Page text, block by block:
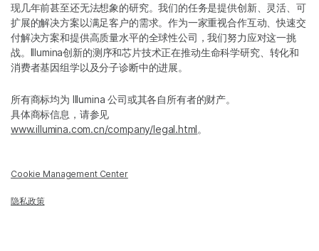
现几年前甚至还无法想象的研究。我们的任务是提供创新、灵活、可
扩展的解决方案以满足客户的需求。作为一家重视合作互动、快速交
付解决方案和提供高质量水平的全球性公司，我们努力应对这一挑
战。Illumina创新的测序和芯片技术正在推动生命科学研究、转化和
消费者基因组学以及分子诊断中的进展。
所有商标均为 Illumina 公司或其各自所有者的财产。
具体商标信息，请参见
www.illumina.com.cn/company/legal.html。
Cookie Management Center
隐私政策